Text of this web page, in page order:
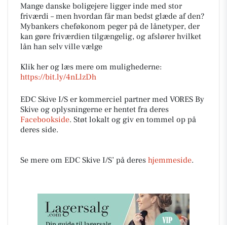
Mange danske boligejere ligger inde med stor
friværdi – men hvordan får man bedst glæde af den?
Mybankers cheføkonom peger på de lånetyper, der
kan gøre friværdien tilgængelig, og afslører hvilket
lån han selv ville vælge
Klik her og læs mere om mulighederne:
https://bit.ly/4nLlzDh
EDC Skive I/S er kommerciel partner med VORES By
Skive og oplysningerne er hentet fra deres
Facebookside. Støt lokalt og giv en tommel op på
deres side.
Se mere om EDC Skive I/S’ på deres hjemmeside.